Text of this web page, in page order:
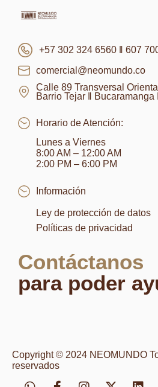
+57 302 324 6560 ‖ 607
comercial@neomundo.co
Calle 89 Transversal
Barrio Tejar ‖ Bucaramanga
Horario de Atención:
Lunes a Viernes
8:00 AM – 12:00 AM
2:00 PM – 6:00 PM
Información
Ley de protección de datos
Políticas de privacidad
Contáctanos
para poder
Copyright © 2024 NEOMUNDO
reservados